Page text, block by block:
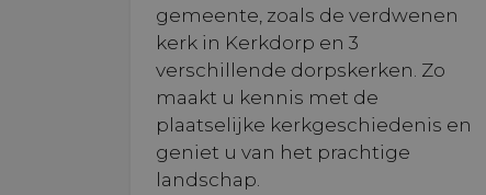
gemeente, zoals de verdwenen
kerk in Kerkdorp en 3
verschillende dorpskerken. Zo
maakt u kennis met de
plaatselijke kerkgeschiedenis en
geniet u van het prachtige
landschap.